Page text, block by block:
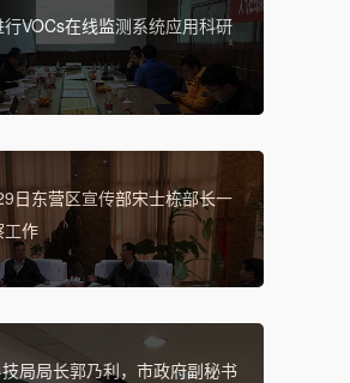
VOCs在线监测系统应用科研
日东营区宣传部宋士栋部长一
工作
局局长郭乃利，市政府副秘书